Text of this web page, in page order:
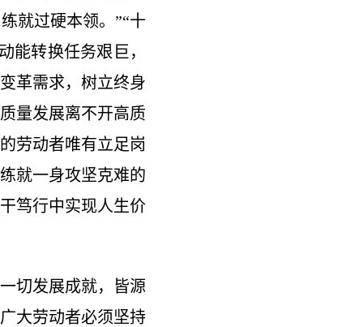
就过硬本领。”“十
能转换任务艰巨，
革需求，树立终身
量发展离不开高质
劳动者唯有立足岗
就一身攻坚克难的
笃行中实现人生价
切发展成就，皆源
大劳动者必须坚持